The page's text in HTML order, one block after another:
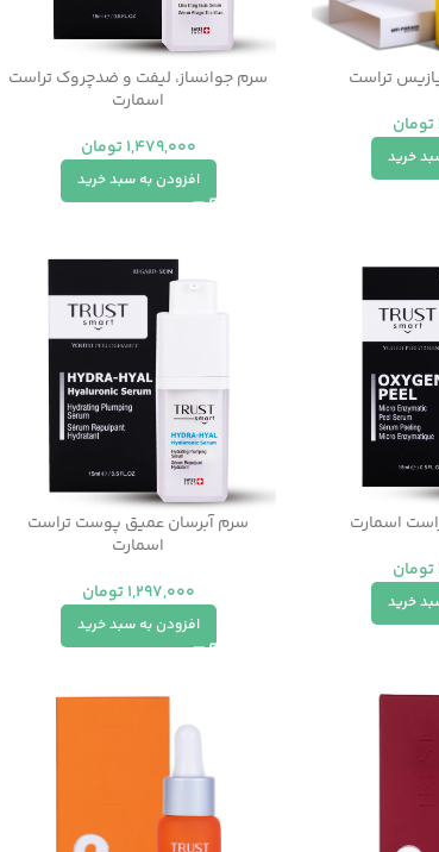
تراست
تومان
خرید
سرم جوانساز، لیفت و ضدچروک تراست
اسمارت
1,479,000تومان
افزودن به سبد خرید
اسمارت
تومان
خرید
سرم آبرسان عمیق پوست تراست
اسمارت
1,297,000تومان
افزودن به سبد خرید